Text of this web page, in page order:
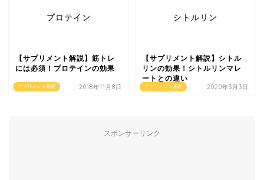
サプリメント基礎
【サプリメント解説】筋トレ
には必須！プロテインの効果
2018年11月8日 サプリメント基礎
【サプリメント解説】シトル
リンの効果！シトルリンマレ
ートとの違い
2020年3月3日
スポンサーリンク